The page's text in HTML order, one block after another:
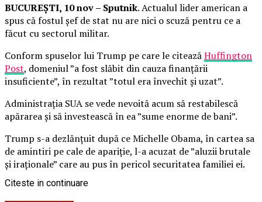
BUCUREȘTI, 10 nov – Sputnik. Actualul lider american a
spus că fostul șef de stat nu are nici o scuză pentru ce a
făcut cu sectorul militar.
Conform spuselor lui Trump pe care le citeazăHuffington
Post, domeniul ”a fost slăbit din cauza finanțării
insuficiente”, în rezultat ”totul era învechit și uzat”.
Administrația SUA se vede nevoită acum să restabilescă
apărarea și să investească în ea ”sume enorme de bani”.
Trump s-a dezlănțuit după ce Michelle Obama, în cartea sa
de amintiri pe cale de apariție, l-a acuzat de ”aluzii brutale
și iraționale” care au pus în pericol securitatea familiei ei.
Citeste in continuare